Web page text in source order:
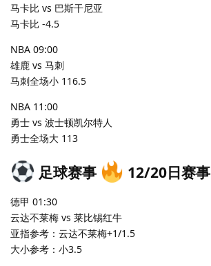
马卡比 vs 巴斯干尼亚
马卡比 -4.5
NBA 09:00
雄鹿 vs 马刺
马刺全场小 116.5
NBA 11:00
勇士 vs 波士顿凯尔特人
勇士全场大 113
足球赛事 12/20日赛事
德甲 01:30
云达不莱梅 vs 莱比锡红牛
亚指参考：云达不莱梅+1/1.5
大小参考：小3.5